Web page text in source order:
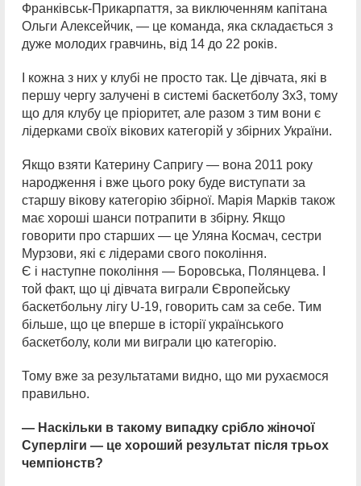
Франківськ-Прикарпаття, за виключенням капітана
Ольги Алексейчик, — це команда, яка складається з
дуже молодих гравчинь, від 14 до 22 років.
І кожна з них у клубі не просто так. Це дівчата, які в
першу чергу залучені в системі баскетболу 3х3, тому
що для клубу це пріоритет, але разом з тим вони є
лідерками своїх вікових категорій у збірних України.
Якщо взяти Катерину Сапригу — вона 2011 року
народження і вже цього року буде виступати за
старшу вікову категорію збірної. Марія Марків також
має хороші шанси потрапити в збірну. Якщо
говорити про старших — це Уляна Космач, сестри
Мурзови, які є лідерами свого покоління.
Є і наступне покоління — Боровська, Полянцева. І
той факт, що ці дівчата виграли Європейську
баскетбольну лігу U-19, говорить сам за себе. Тим
більше, що це вперше в історії українського
баскетболу, коли ми виграли цю категорію.
Тому вже за результатами видно, що ми рухаємося
правильно.
— Наскільки в такому випадку срібло жіночої
Суперліги — це хороший результат після трьох
чемпіонств?